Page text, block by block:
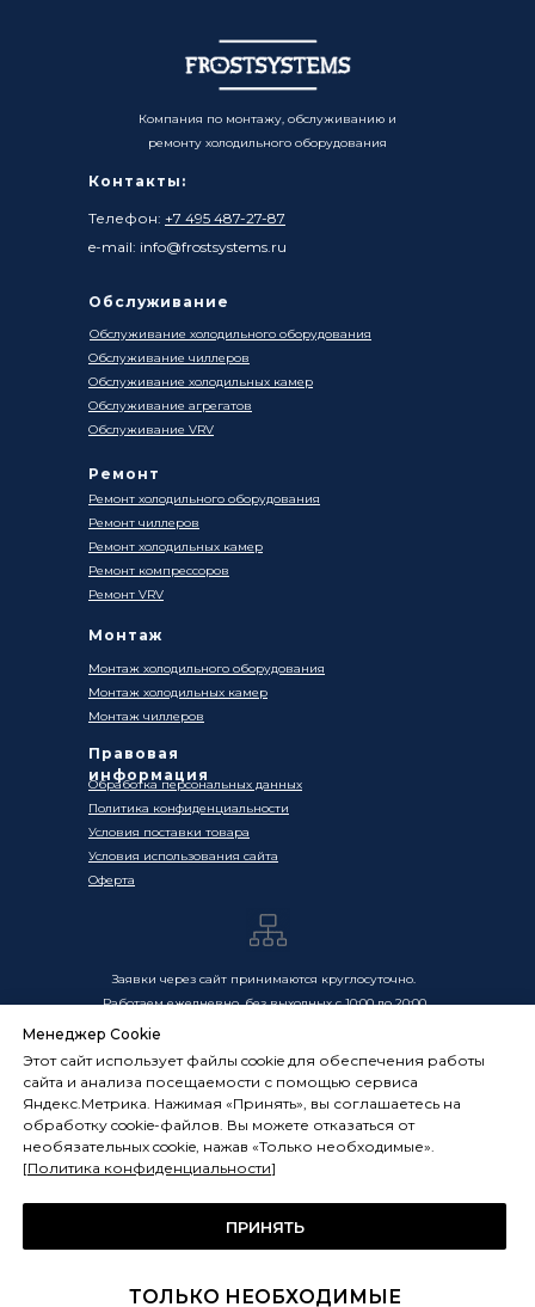
Контакты:
Телефон: +7 495 487-27-87
e-mail: info@frostsystems.ru
Ремонт
Цены, указанные на сайте, носят информационный
характер и не являются публичной офертой в смысле
ст. 437 ГК РФ. Окончательная стоимость товаров и услуг
определяется индивидуально и фиксируется в
Спецификации. Условия оказания услуг определяются
публичной офертой, размещённой по адресу:
Заявки через сайт принимаются круглосуточно.
Работаем ежедневно, без выходных с 10:00 до 20:00
Обработка персональных данных
Политика конфиденциальности
Условия поставки товара
Оферта
Условия использования сайта
Компания по монтажу, обслуживанию и
ремонту холодильного оборудования
Ремонт холодильного оборудования
Ремонт чиллеров
Ремонт холодильных камер
Ремонт компрессоров
Ремонт VRV
Монтаж
Правовая
информация
Монтаж холодильного оборудования
Монтаж чиллеров
Монтаж холодильных камер
Обслуживание
Обслуживание холодильного оборудования
Обслуживание чиллеров
Обслуживание холодильных камер
Обслуживание агрегатов
Обслуживание VRV
Менеджер Cookie
Этот сайт использует файлы cookie для обеспечения работы
сайта и анализа посещаемости с помощью сервиса
Яндекс.Метрика. Нажимая «Принять», вы соглашаетесь на
обработку cookie-файлов. Вы можете отказаться от
необязательных cookie, нажав «Только необходимые».
[Политика конфиденциальности]
ПРИНЯТЬ
ТОЛЬКО НЕОБХОДИМЫЕ